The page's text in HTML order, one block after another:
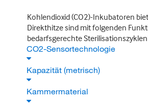
Kohlendioxid (CO2)-Inkubatoren
Direkthitze sind mit folgenden
bedarfsgerechte
CO2-Sensortechnologie
Kapazität (metrisch)
Kammermaterial